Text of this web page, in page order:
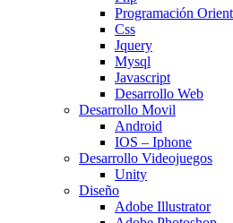
Programación
Css
Jquery
Mysql
Javascript
Desarrollo Web
Desarrollo Movil
Android
IOS – Iphone
Desarrollo Videojuegos
Unity
Diseño
Adobe Illustrator